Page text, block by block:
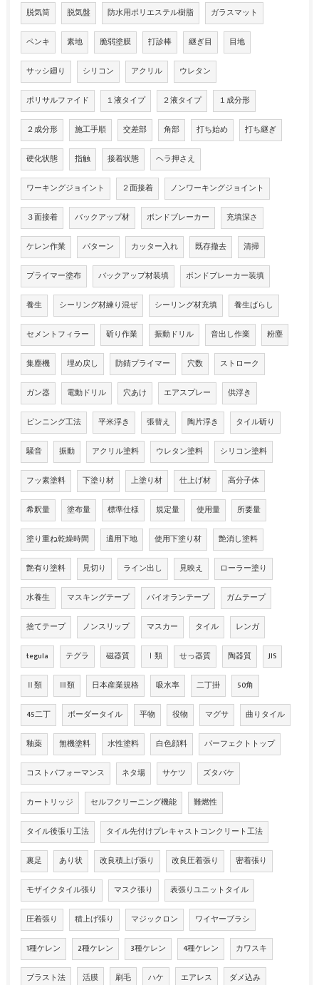
脱気筒 脱気盤 防水用ポリエステル樹脂 ガラスマット
ペンキ 素地 脆弱塗膜 打診棒 継ぎ目 目地
サッシ廻り シリコン アクリル ウレタン
ポリサルファイド １液タイプ ２液タイプ １成分形
２成分形 施工手順 交差部 角部 打ち始め 打ち継ぎ
硬化状態 指触 接着状態 ヘラ押さえ
ワーキングジョイント ２面接着 ノンワーキングジョイント
３面接着 バックアップ材 ボンドブレーカー 充填深さ
ケレン作業 パターン カッター入れ 既存撤去 清掃
プライマー塗布 バックアップ材装填 ボンドブレーカー装填
養生 シーリング材練り混ぜ シーリング材充填 養生ばらし
セメントフィラー 斫り作業 振動ドリル 音出し作業 粉塵
集塵機 埋め戻し 防錆プライマー 穴数 ストローク
ガン器 電動ドリル 穴あけ エアスプレー 供浮き
ピンニング工法 平米浮き 張替え 陶片浮き タイル斫り
騒音 振動 アクリル塗料 ウレタン塗料 シリコン塗料
フッ素塗料 下塗り材 上塗り材 仕上げ材 高分子体
希釈量 塗布量 標準仕様 規定量 使用量 所要量
塗り重ね乾燥時間 適用下地 使用下塗り材 艶消し塗料
艶有り塗料 見切り ライン出し 見映え ローラー塗り
水養生 マスキングテープ パイオランテープ ガムテープ
捨てテープ ノンスリップ マスカー タイル レンガ
tegula テグラ 磁器質 Ⅰ類 せっ器質 陶器質 JIS
Ⅱ類 Ⅲ類 日本産業規格 吸水率 二丁掛 50角
45二丁 ボーダータイル 平物 役物 マグサ 曲りタイル
釉薬 無機塗料 水性塗料 白色顔料 パーフェクトトップ
コストパフォーマンス ネタ場 サケツ ズタバケ
カートリッジ セルフクリーニング機能 難燃性
タイル後張り工法 タイル先付けプレキャストコンクリート工法
裏足 あり状 改良積上げ張り 改良圧着張り 密着張り
モザイクタイル張り マスク張り 表張りユニットタイル
圧着張り 積上げ張り マジックロン ワイヤーブラシ
1種ケレン 2種ケレン 3種ケレン 4種ケレン カワスキ
ブラスト法 活膜 刷毛 ハケ エアレス ダメ込み